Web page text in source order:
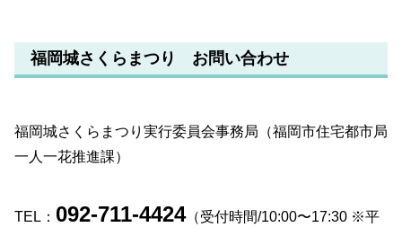
福岡城さくらまつり お問い合わせ
福岡城さくらまつり実行委員会事務局（福岡市住宅都市局
一人一花推進課）
TEL： 092-711-4424（受付時間/10:00〜17:30 ※平